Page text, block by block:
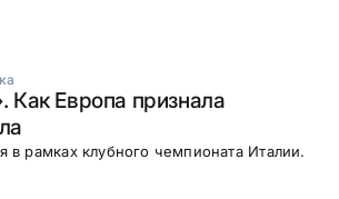
Как Европа признала
в рамках клубного чемпионата Италии.